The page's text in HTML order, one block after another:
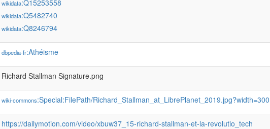
wikidata:Q15253558
wikidata:Q5482740
wikidata:Q8246794
dbpedia-fr:Athéisme
Richard Stallman Signature.png
wiki-commons:Special:FilePath/Richard_Stallman_at_LibrePlanet_2019.jpg?width=300
https://dailymotion.com/video/xbuw37_15-richard-stallman-et-la-revolutio_tech